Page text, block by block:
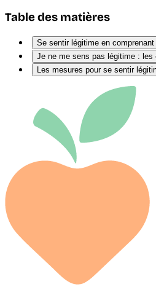
Table des matières
Se sentir légitime en
Je ne me sens pas légitime : les
Les mesures pour se sentir